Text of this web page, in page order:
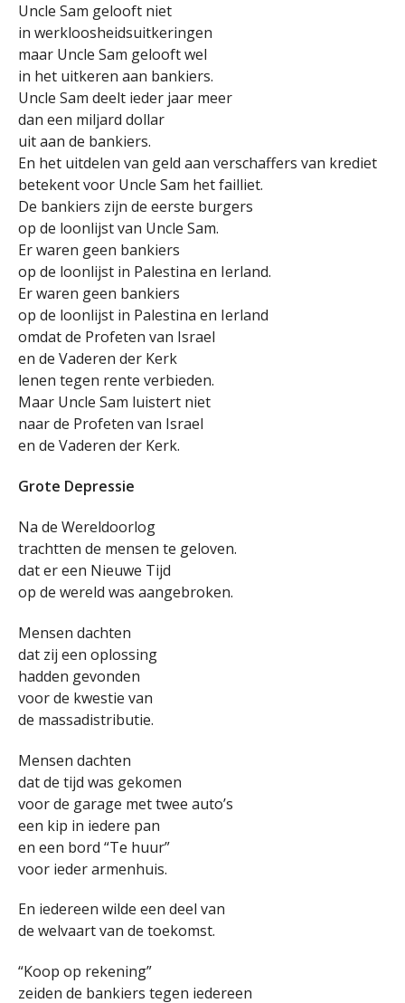
Uncle Sam gelooft niet
in werkloosheidsuitkeringen
maar Uncle Sam gelooft wel
in het uitkeren aan bankiers.
Uncle Sam deelt ieder jaar meer
dan een miljard dollar
uit aan de bankiers.
En het uitdelen van geld aan verschaffers van krediet
betekent voor Uncle Sam het failliet.
De bankiers zijn de eerste burgers
op de loonlijst van Uncle Sam.
Er waren geen bankiers
op de loonlijst in Palestina en Ierland.
Er waren geen bankiers
op de loonlijst in Palestina en Ierland
omdat de Profeten van Israel
en de Vaderen der Kerk
lenen tegen rente verbieden.
Maar Uncle Sam luistert niet
naar de Profeten van Israel
en de Vaderen der Kerk.
Grote Depressie
Na de Wereldoorlog
trachtten de mensen te geloven.
dat er een Nieuwe Tijd
op de wereld was aangebroken.
Mensen dachten
dat zij een oplossing
hadden gevonden
voor de kwestie van
de massadistributie.
Mensen dachten
dat de tijd was gekomen
voor de garage met twee auto’s
een kip in iedere pan
en een bord “Te huur”
voor ieder armenhuis.
En iedereen wilde een deel van
de welvaart van de toekomst.
“Koop op rekening”
zeiden de bankiers tegen iedereen